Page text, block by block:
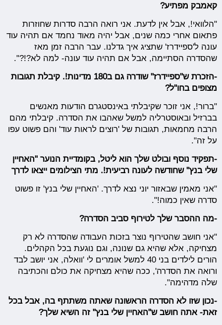
קאמבק מפתיע?
"הלוואי!, אבל אין לדעת. אני רואה הרבה סדרות שחוזרות
פתאום אחרי כמה שנים, אבל יהיה מאוד נחמד אם תהיה עוד
עונה ל'ספיידרז' שתציג איך גדלנו. עבר הרבה זמן מאז
שהסדרה הסתיימה, אבל אם תהיה עוד עונה- למה לא?!?".
-הזכרת ש"ספיידרז" שודרה גם ב180 מדינות!. קיבלת תגובות
מצופים בחו''ל?
"ברור!, אני זוכר שקיבלתי באינסטגרם הודעות מאנשים
בברזיל ובאוסטרליה למשל שאהבו את הסדרה. קיבלתי מהם
הרבה מחמאות, תגובות של 'רוצים לראות עוד' והם פשוט עפו
על זה".
-תפקיד נוסף ובולט שלך הוא ליטל, בקומדיית הנוער "האחיין
שלי בנץ" שחודשה לעונה רביעית!. מתי הצילומים ייצאו לדרך
"אני מאמין שבאזור יוני נצא לדרך. 'האחיין שלי בנץ' זו פשוט
סדרה שאין כמוה!".
-מה ההסבר שלך לטירוף סביב הסדרה?
"אני חושב שהטירוף נוצר בזכות העבודה שהסדרה לא רק
מצחיקה, אלא שהיא גם שנונה, וגם נוגעת בכל הקהלים.
הורים לילדים בני 40 למשל אומרים לי 'וואלה, אני יושב לבד
ורואה את הסדרה', ככה שהיא מצחיקה את כולם והכתיבה
שלה מדהימה".
-נכון שזו לא הסדרה הראשונה שאתה משתתף בה, אבל בכל
זאת- אתה חושב ש"האחיין שלי בנץ" זה השיא שלך?